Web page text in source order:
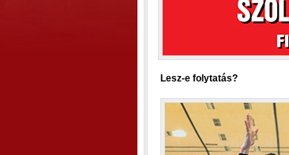
Lesz-e folytatás?